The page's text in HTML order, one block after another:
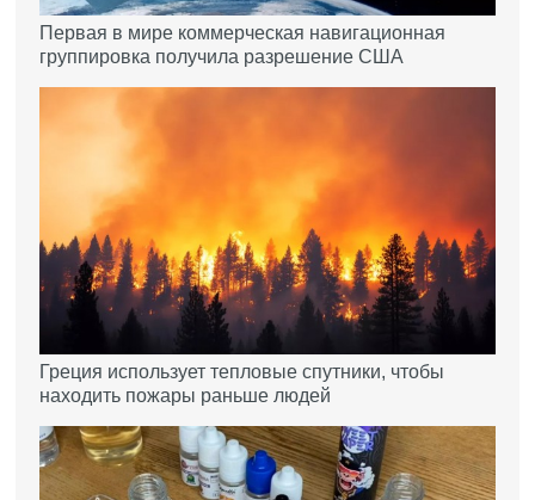
Первая в мире коммерческая навигационная
группировка получила разрешение США
Греция использует тепловые спутники, чтобы
находить пожары раньше людей